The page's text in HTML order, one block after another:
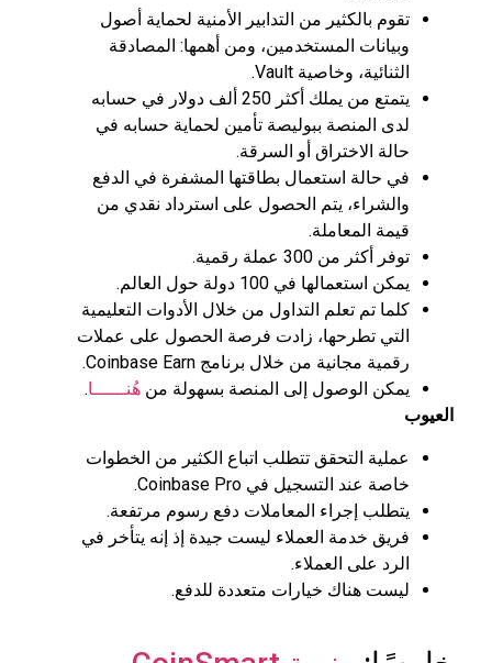
تقوم بالكثير من التدابير الأمنية لحماية أصول
وبيانات المستخدمين، ومن أهمها: المصادقة
الثنائية، وخاصية Vault.
يتمتع من يملك أكثر 250 ألف دولار في حسابه
لدى المنصة ببوليصة تأمين لحماية حسابه في
حالة الاختراق أو السرقة.
في حالة استعمال بطاقتها المشفرة في الدفع
والشراء، يتم الحصول على استرداد نقدي من
قيمة المعاملة.
توفر أكثر من 300 عملة رقمية.
يمكن استعمالها في 100 دولة حول العالم.
كلما تم تعلم التداول من خلال الأدوات التعليمية
التي تطرحها، زادت فرصة الحصول على عملات
رقمية مجانية من خلال برنامج Coinbase Earn.
يمكن الوصول إلى المنصة بسهولة من هُنــــــا.
العيوب
عملية التحقق تتطلب اتباع الكثير من الخطوات
خاصة عند التسجيل في Coinbase Pro.
يتطلب إجراء المعاملات دفع رسوم مرتفعة.
فريق خدمة العملاء ليست جيدة إذ إنه يتأخر في
الرد على العملاء.
ليست هناك خيارات متعددة للدفع.